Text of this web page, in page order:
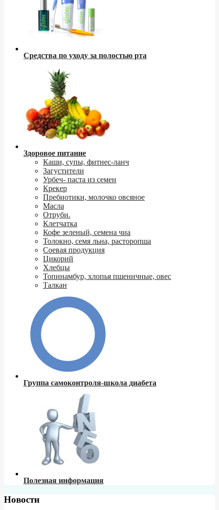
Средства по уходу за полостью рта
Здоровое питание
Каши, супы, фитнес-ланч
Загустители
Урбеч- паста из семен
Крекер
Пребиотики, молочко овсяное
Масла
Отруби.
Клетчатка
Кофе зеленый, семена чиа
Толокно, семя льна, расторопша
Соевая продукция
Цикорий
Хлебцы
Топинамбур, хлопья пшеничные, овес
Талкан
Группа самоконтроля-школа диабета
Полезная информация
Новости